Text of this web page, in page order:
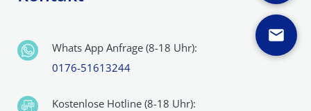
Whats App Anfrage (8-18 Uhr):
0176-51613244
Kostenlose Hotline (8-18 Uhr):